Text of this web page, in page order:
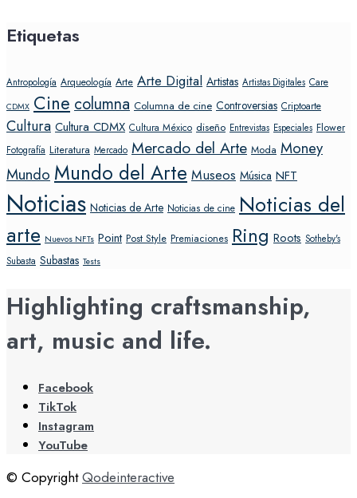
Etiquetas
Antropología Arqueología Arte Arte Digital Artistas Artistas Digitales Care
CDMX Cine columna Columna de cine Controversias Criptoarte
Cultura Cultura CDMX Cultura México diseño Entrevistas Especiales Flower
Fotografía Literatura Mercado Mercado del Arte Moda Money
Mundo Mundo del Arte Museos Música NFT
Noticias Noticias de Arte Noticias de cine Noticias del
arte Nuevos NFTs Point Post Style Premiaciones Ring Roots Sotheby's
Subasta Subastas Tests
Highlighting craftsmanship,
art, music and life.
Facebook
TikTok
Instagram
YouTube
© CopyrightQodeinteractive